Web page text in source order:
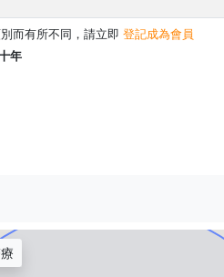
而有所不同，請立即 登記成為會員
年